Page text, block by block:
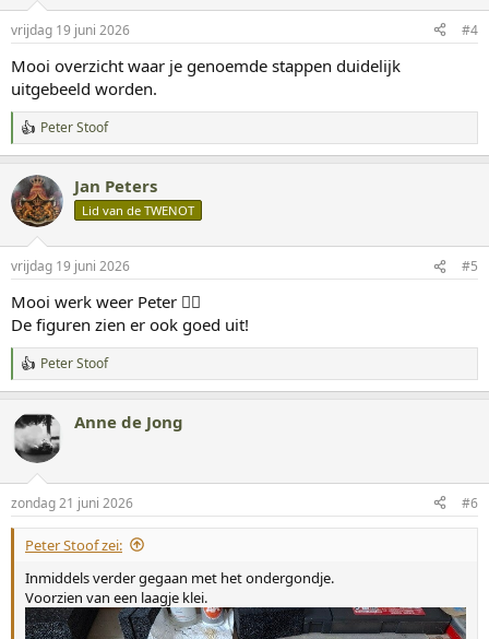
i
n
g
e
n
:
vrijdag 19 juni 2026 #4
Mooi overzicht waar je genoemde stappen duidelijk
uitgebeeld worden.
W
a
r
d
e
n
e
n
:
Peter Stoof
Jan Peters
Lid van de TWENOT
vrijdag 19 juni 2026 #5
Mooi werk weer Peter 👍🏻
De figuren zien er ook goed uit!
W
a
r
d
e
n
g
Peter Stoof
Anne de Jong
zondag 21 juni 2026 #6
Peter Stoof zei:
Inmiddels verder gegaan met het ondergondje.
Voorzien van een laagje klei.